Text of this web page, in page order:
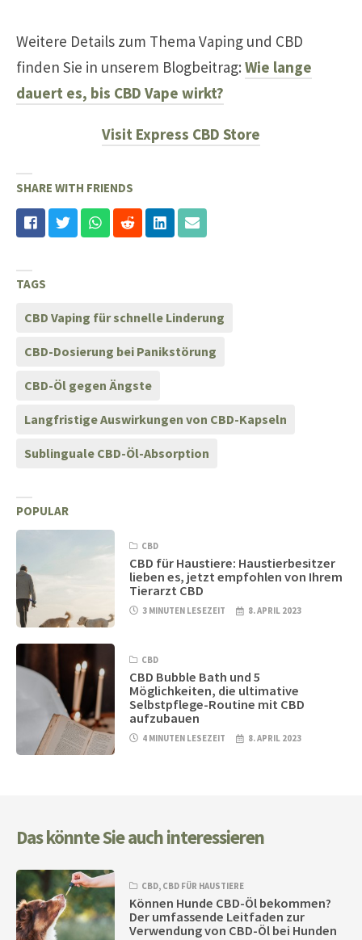
Weitere Details zum Thema Vaping und CBD
finden Sie in unserem Blogbeitrag: Wie lange
dauert es, bis CBD Vape wirkt?
Visit Express CBD Store
SHARE WITH FRIENDS
TAGS
CBD Vaping für schnelle Linderung
CBD-Dosierung bei Panikstörung
CBD-Öl gegen Ängste
Langfristige Auswirkungen von CBD-Kapseln
Sublinguale CBD-Öl-Absorption
POPULAR
CBD
CBD für Haustiere: Haustierbesitzer
lieben es, jetzt empfohlen von Ihrem
Tierarzt CBD
3 MINUTEN LESEZEIT 8. APRIL 2023
CBD
CBD Bubble Bath und 5
Möglichkeiten, die ultimative
Selbstpflege-Routine mit CBD
aufzubauen
4 MINUTEN LESEZEIT 8. APRIL 2023
Das könnte Sie auch interessieren
CBD, CBD FÜR HAUSTIERE
Können Hunde CBD-Öl bekommen?
Der umfassende Leitfaden zur
Verwendung von CBD-Öl bei Hunden